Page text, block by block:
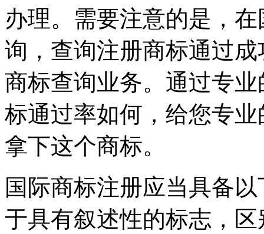
办理。需要注意的是，
询，查询注册商标通过
商标查询业务。通过专
标通过率如何，给您专
拿下这个商标。
国际商标注册应当具备
于具有叙述性的标志，